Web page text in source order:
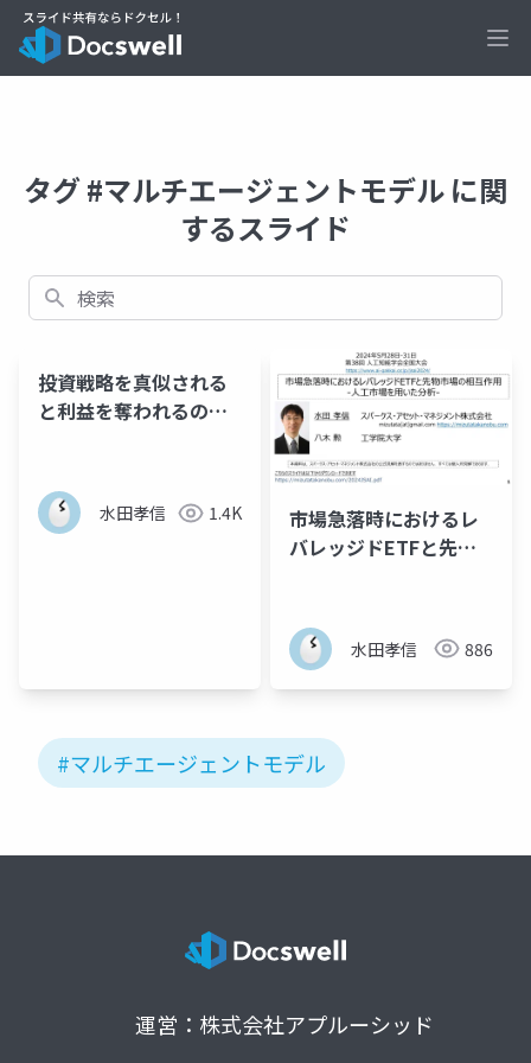
タグ #マルチエージェントモデル に関
するスライド
検索
投資戦略を真似される
と利益を奪われるの
水田孝信 1.4K
市場急落時におけるレ
バレッジドETFと先物
水田孝信 886
#マルチエージェントモデル
運営：株式会社アプルーシッド